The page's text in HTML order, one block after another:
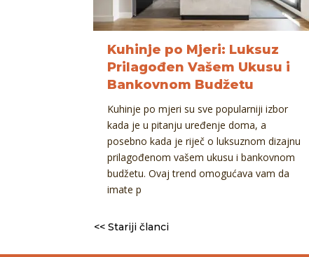
Kuhinje po Mjeri: Luksuz
Prilagođen Vašem Ukusu i
Bankovnom Budžetu
Kuhinje po mjeri su sve popularniji izbor
kada je u pitanju uređenje doma, a
posebno kada je riječ o luksuznom dizajnu
prilagođenom vašem ukusu i bankovnom
budžetu. Ovaj trend omogućava vam da
imate p
<< Stariji članci